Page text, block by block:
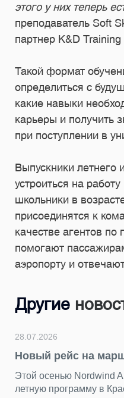
этого у них теперь
преподаватель Soft
партнер K&D
Такой формат
определиться с
какие навыки
карьеры и получить
при поступлении в
Выпускники летнего
устроиться на
школьники в
присоединятся к
качестве агентов по
помогают
аэропорту и
Другие
24.07.2026
Подводим
герой —
За последние